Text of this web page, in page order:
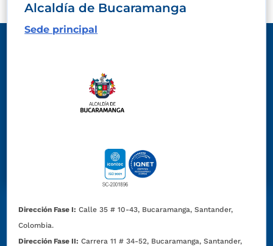
Alcaldía de Bucaramanga
Sede principal
Dirección Fase I: Calle 35 # 10-43, Bucaramanga, Santander,
Colombia.
Dirección Fase II: Carrera 11 # 34-52, Bucaramanga, Santander,